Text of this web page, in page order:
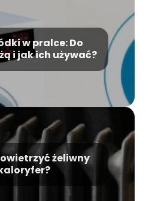
w pralce: Do
i jak ich używać?
żeliwny